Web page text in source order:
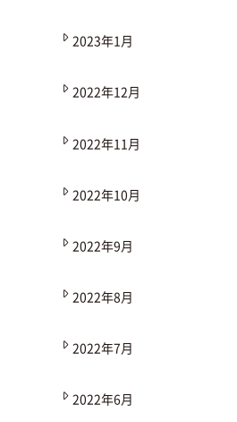
2023年1月
2022年12月
2022年11月
2022年10月
2022年9月
2022年8月
2022年7月
2022年6月